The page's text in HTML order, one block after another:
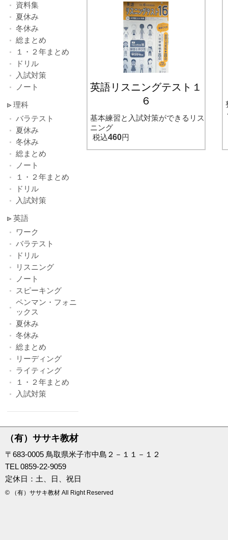
英語リスニングテスト１
６
基本練習と入試対策ができるリス
ニング
税込460円
資料集
夏休み
冬休み
総まとめ
１・２年まとめ
ドリル
入試対策
ノート
理科
バラテスト
夏休み
冬休み
総まとめ
ノート
１・２年まとめ
ドリル
入試対策
英語
ワーク
バラテスト
ドリル
リスニング
ノート
スピーキング
ペンマン・フォニ
ックス
夏休み
冬休み
総まとめ
リーディング
ライティング
１・２年まとめ
入試対策
（有）ササキ教材
〒683-0005 鳥取県米子市中島２－１１－１２
TEL 0859-22-9059
定休日：土、日、祝日
© （有）ササキ教材 All Right Reserved